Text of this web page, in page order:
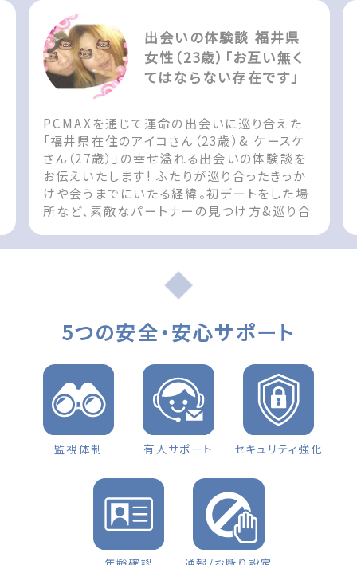
出会いの体験談 福井県
女性（23歳）「お互い無く
てはならない存在です」
PCMAXを通じて運命の出会いに巡り合えた
「福井県在住のアイコさん（23歳）& ケースケ
さん（27歳）」の幸せ溢れる出会いの体験談を
お伝えいたします! ふたりが巡り合ったきっか
けや会うまでにいたる経緯。初デートをした場
所など、素敵なパートナーの見つけ方&巡り合
post 出会いの体験談 福井県 女性（23歳）
appeared on 出会いマッチングサイト
5つの安全・安心サポート
監視体制 有人サポート セキュリティ強化